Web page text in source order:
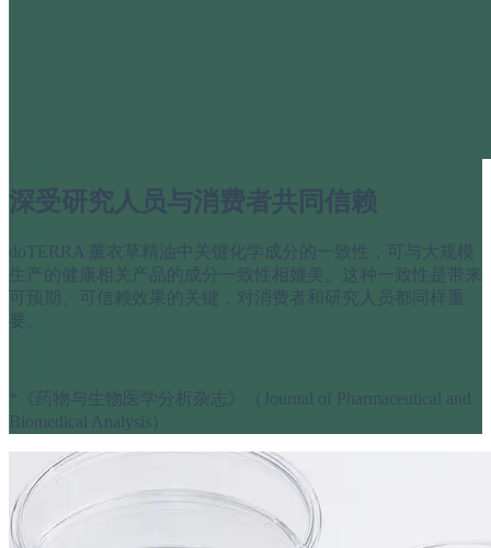
深受研究人员与消费者共同信赖
doTERRA 薰衣草精油中关键化学成分的一致性，可与大规模
生产的健康相关产品的成分一致性相媲美。这种一致性是带来
可预期、可信赖效果的关键，对消费者和研究人员都同样重
要。
*《药物与生物医学分析杂志》（Journal of Pharmaceutical and
Biomedical Analysis）